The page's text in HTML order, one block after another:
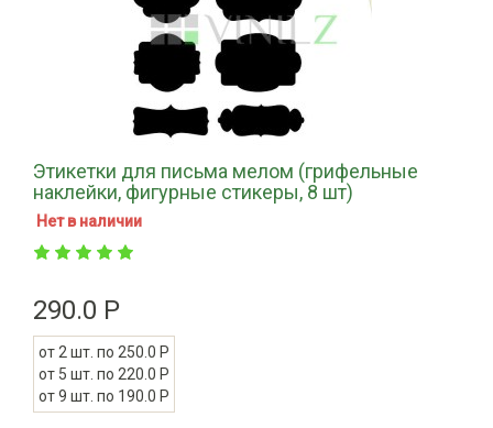
Этикетки для письма мелом (грифельные
наклейки, фигурные стикеры, 8 шт)
Нет в наличии
290.0 Р
от 2 шт. по 250.0 Р
от 5 шт. по 220.0 Р
от 9 шт. по 190.0 Р